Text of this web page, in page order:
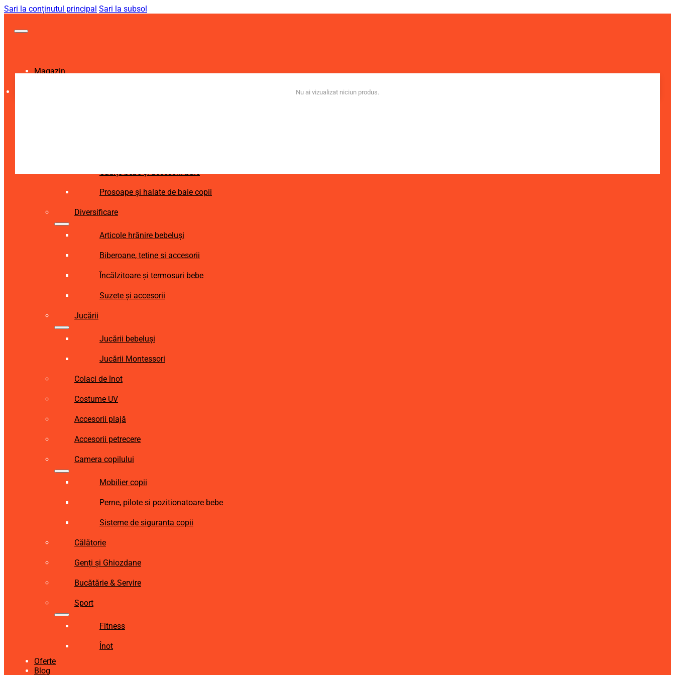
Sari la conținutul principal Sari la subsol
Magazin
Cădițe bebe și accesorii baie
Prosoape și halate de baie copii
Diversificare
Articole hrănire bebeluși
Biberoane, tetine si accesorii
Încălzitoare și termosuri bebe
Suzete și accesorii
Jucării
Jucării bebeluși
Jucării Montessori
Colaci de înot
Costume UV
Accesorii plajă
Accesorii petrecere
Camera copilului
Mobilier copii
Perne, pilote si pozitionatoare bebe
Sisteme de siguranta copii
Călătorie
Genți și Ghiozdane
Bucătărie & Servire
Sport
Fitness
Înot
Oferte
Blog
Nu ai vizualizat niciun produs.